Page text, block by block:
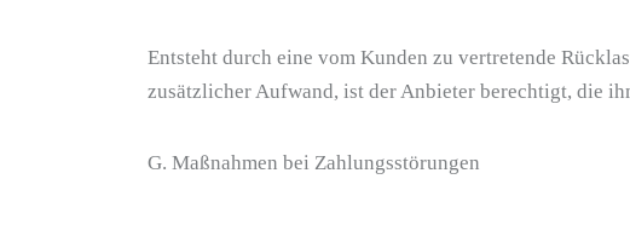
Entsteht durch eine vom Kunden zu vertretende
zusätzlicher Aufwand, ist der Anbieter berechtigt, die
G. Maßnahmen bei Zahlungsstörungen